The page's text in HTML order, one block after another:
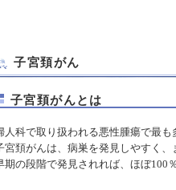
子宮頚がん
子宮頚がんとは
人科で取り扱われる悪性腫瘍で最も
宮頚がんは、病巣を発見しやすく、
期の段階で発見されれば、ほぼ100